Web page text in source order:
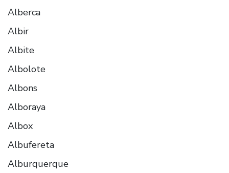
Alberca
Albir
Albite
Albolote
Albons
Alboraya
Albox
Albufereta
Alburquerque